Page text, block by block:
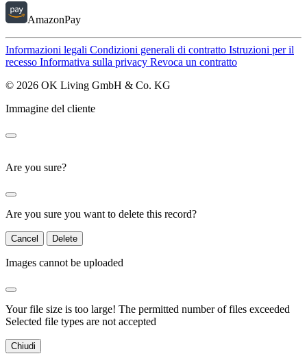
AmazonPay
Informazioni legali Condizioni generali di contratto Istruzioni per il
recesso Informativa sulla privacy Revoca un contratto
© 2026 OK Living GmbH & Co. KG
Immagine del cliente
Are you sure?
Are you sure you want to delete this record?
Cancel Delete
Images cannot be uploaded
Your file size is too large! The permitted number of files exceeded
Selected file types are not accepted
Chiudi